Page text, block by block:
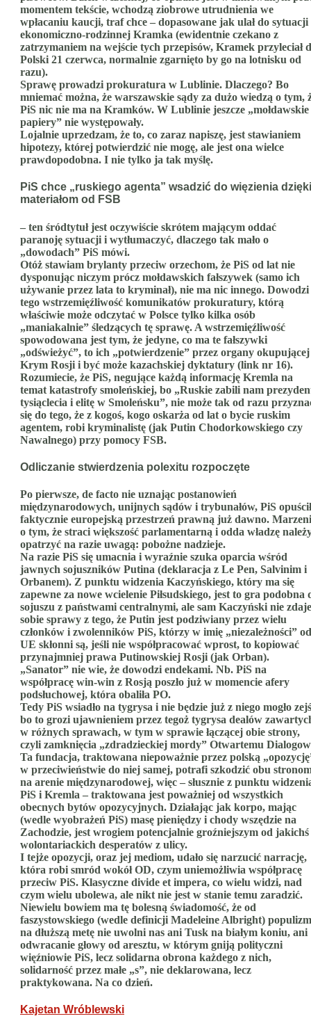
momentem tekście, wchodzą ziobrowe utrudnienia we
wpłacaniu kaucji, traf chce – dopasowane jak ulał do sytuacji
ekonomiczno-rodzinnej Kramka (ewidentnie czekano z
zatrzymaniem na wejście tych przepisów, Kramek przyleciał
Polski 21 czerwca, normalnie zgarnięto by go na lotnisku od
razu).
Sprawę prowadzi prokuratura w Lublinie. Dlaczego? Bo
mniemać można, że warszawskie sądy za dużo wiedzą o tym,
PiS nic nie ma na Kramków. W Lublinie jeszcze „mołdawskie
papiery” nie występowały.
Lojalnie uprzedzam, że to, co zaraz napiszę, jest stawianiem
hipotezy, której potwierdzić nie mogę, ale jest ona wielce
prawdopodobna. I nie tylko ja tak myślę.
PiS chce „ruskiego agenta” wsadzić do więzienia dzięki
materiałom od FSB
– ten śródtytuł jest oczywiście skrótem mającym oddać
paranoję sytuacji i wytłumaczyć, dlaczego tak mało o
„dowodach” PiS mówi.
Otóż stawiam brylanty przeciw orzechom, że PiS od lat nie
dysponując niczym prócz mołdawskich fałszywek (samo ich
używanie przez lata to kryminał), nie ma nic innego. Dowodzi
tego wstrzemięźliwość komunikatów prokuratury, którą
właściwie może odczytać w Polsce tylko kilka osób
„maniakalnie” śledzących tę sprawę. A wstrzemięźliwość
spowodowana jest tym, że jedyne, co ma te fałszywki
„odświeżyć”, to ich „potwierdzenie” przez organy okupującej
Krym Rosji i być może kazachskiej dyktatury (link nr 16).
Rozumiecie, że PiS, negujące każdą informację Kremla na
temat katastrofy smoleńskiej, bo „Ruskie zabili nam
tysiąclecia i elitę w Smoleńsku”, nie może tak od razu
się do tego, że z kogoś, kogo oskarża od lat o bycie ruskim
agentem, robi kryminalistę (jak Putin Chodorkowskiego czy
Nawalnego) przy pomocy FSB.
Odliczanie stwierdzenia polexitu rozpoczęte
Po pierwsze, de facto nie uznając postanowień
międzynarodowych, unijnych sądów i trybunałów, PiS opuścił
faktycznie europejską przestrzeń prawną już dawno.
o tym, że straci większość parlamentarną i odda władzę
opatrzyć na razie uwagą: pobożne nadzieje.
Na razie PiS się umacnia i wyraźnie szuka oparcia wśród
jawnych sojuszników Putina (deklaracja z Le Pen, Salvinim i
Orbanem). Z punktu widzenia Kaczyńskiego, który ma się
zapewne za nowe wcielenie Piłsudskiego, jest to gra podobna
sojuszu z państwami centralnymi, ale sam Kaczyński nie zdaje
sobie sprawy z tego, że Putin jest podziwiany przez wielu
członków i zwolenników PiS, którzy w imię „niezależności” od
UE skłonni są, jeśli nie współpracować wprost, to kopiować
przynajmniej prawa Putinowskiej Rosji (jak Orban).
„Sanator” nie wie, że dowodzi endekami. Nb. PiS na
współpracę win-win z Rosją poszło już w momencie afery
podsłuchowej, która obaliła PO.
Tedy PiS wsiadło na tygrysa i nie będzie już z niego mogło
bo to grozi ujawnieniem przez tegoż tygrysa dealów
w różnych sprawach, w tym w sprawie łączącej obie strony,
czyli zamknięcia „zdradzieckiej mordy” Otwartemu
Ta fundacja, traktowana niepoważnie przez polską
w przeciwieństwie do niej samej, potrafi szkodzić obu
na arenie międzynarodowej, więc – słusznie z punktu
PiS i Kremla – traktowana jest poważniej od wszystkich
obecnych bytów opozycyjnych. Działając jak korpo, mając
(wedle wyobrażeń PiS) masę pieniędzy i chody wszędzie na
Zachodzie, jest wrogiem potencjalnie groźniejszym od jakichś
wolontariackich desperatów z ulicy.
I tejże opozycji, oraz jej mediom, udało się narzucić narrację,
która robi smród wokół OD, czym uniemożliwia współpracę
przeciw PiS. Klasyczne divide et impera, co wielu widzi, nad
czym wielu ubolewa, ale nikt nie jest w stanie temu zaradzić.
Niewielu bowiem ma tę bolesną świadomość, że od
faszystowskiego (wedle definicji Madeleine Albright)
na dłuższą metę nie uwolni nas ani Tusk na białym koniu, ani
odwracanie głowy od aresztu, w którym gniją polityczni
więźniowie PiS, lecz solidarna obrona każdego z nich,
solidarność przez małe „s”, nie deklarowana, lecz
praktykowana. Na co dzień.
Kajetan Wróblewski